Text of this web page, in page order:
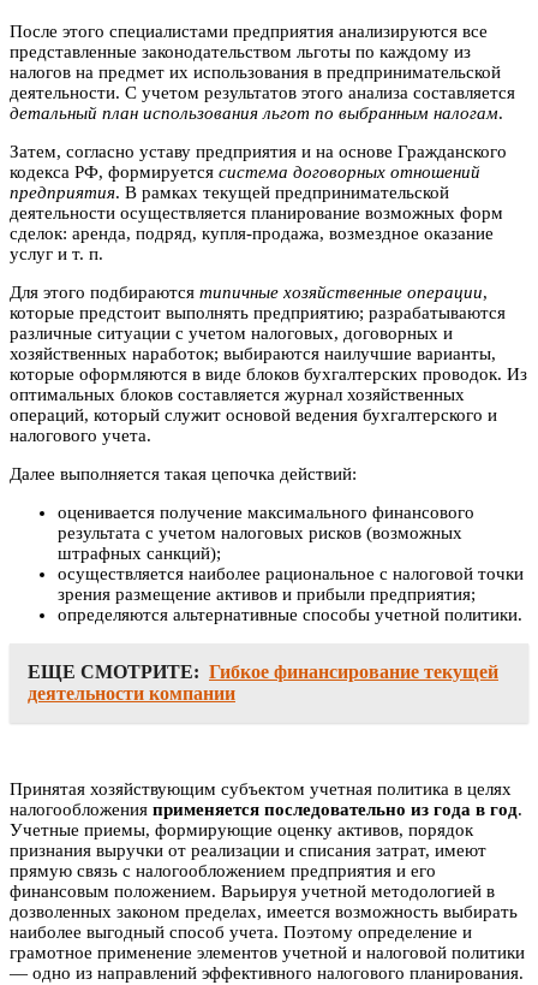
После этого специалистами предприятия анализируются все
представленные законодательством льготы по каждому из
налогов на предмет их использования в предпринимательской
деятельности. С учетом результатов этого анализа составляется
детальный план использования льгот по выбранным налогам.
Затем, согласно уставу предприятия и на основе Гражданского
кодекса РФ, формируется система договорных отношений
предприятия. В рамках текущей предпринимательской
деятельности осуществляется планирование возможных форм
сделок: аренда, подряд, купля-продажа, возмездное оказание
услуг и т. п.
Для этого подбираются типичные хозяйственные операции,
которые предстоит выполнять предприятию; разрабатываются
различные ситуации с учетом налоговых, договорных и
хозяйственных наработок; выбираются наилучшие варианты,
которые оформляются в виде блоков бухгалтерских проводок. Из
оптимальных блоков составляется журнал хозяйственных
операций, который служит основой ведения бухгалтерского и
налогового учета.
Далее выполняется такая цепочка действий:
оценивается получение максимального финансового
результата с учетом налоговых рисков (возможных
штрафных санкций);
осуществляется наиболее рациональное с налоговой точки
зрения размещение активов и прибыли предприятия;
определяются альтернативные способы учетной политики.
ЕЩЕ СМОТРИТЕ: Гибкое финансирование текущей
деятельности компании
Принятая хозяйствующим субъектом учетная политика в целях
налогообложения применяется последовательно из года в год.
Учетные приемы, формирующие оценку активов, порядок
признания выручки от реализации и списания затрат, имеют
прямую связь с налогообложением предприятия и его
финансовым положением. Варьируя учетной методологией в
дозволенных законом пределах, имеется возможность выбирать
наиболее выгодный способ учета. Поэтому определение и
грамотное применение элементов учетной и налоговой политики
— одно из направлений эффективного налогового планирования.